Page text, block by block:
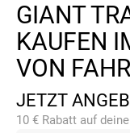
GIANT
KAUFEN
VON
JETZT
10 € Rabatt auf